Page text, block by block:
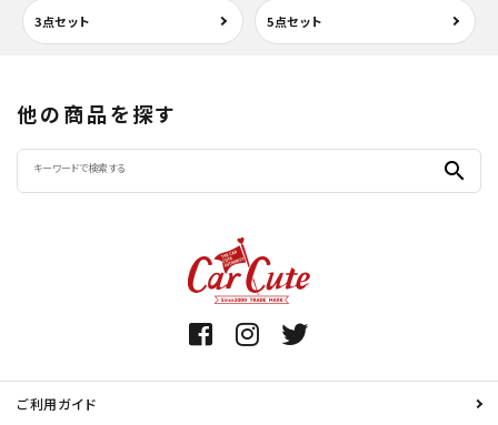
3点セット 5点セット
他の商品を探す
search
ご利用ガイド